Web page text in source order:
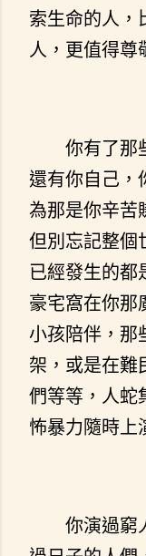
索生命的人，
人，更值得尊
你有了那
還有你自己，
為那是你辛苦
但別忘記整個
已經發生的都
豪宅窩在你那
小孩陪伴，那
架，或是在難
們等等，人蛇
怖暴力隨時上
你演過窮